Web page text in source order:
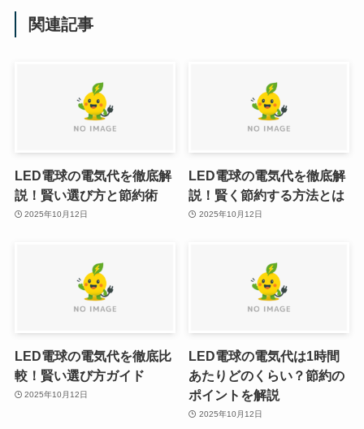
関連記事
LED電球の電気代を徹底解
説！賢い選び方と節約術
2025年10月12日
LED電球の電気代を徹底解
説！賢く節約する方法とは
2025年10月12日
LED電球の電気代を徹底比
較！賢い選び方ガイド
2025年10月12日
LED電球の電気代は1時間
あたりどのくらい？節約の
ポイントを解説
2025年10月12日